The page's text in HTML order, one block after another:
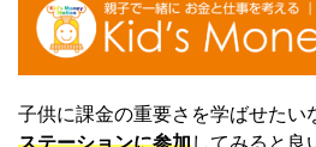
子供に課金の重要さを学ばせたい